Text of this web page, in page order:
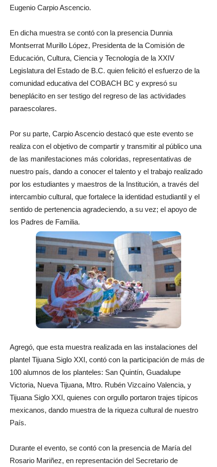
Eugenio Carpio Ascencio.
En dicha muestra se contó con la presencia Dunnia
Montserrat Murillo López, Presidenta de la Comisión de
Educación, Cultura, Ciencia y Tecnología de la XXIV
Legislatura del Estado de B.C. quien felicitó el esfuerzo de la
comunidad educativa del COBACH BC y expresó su
beneplácito en ser testigo del regreso de las actividades
paraescolares.
Por su parte, Carpio Ascencio destacó que este evento se
realiza con el objetivo de compartir y transmitir al público una
de las manifestaciones más coloridas, representativas de
nuestro país, dando a conocer el talento y el trabajo realizado
por los estudiantes y maestros de la Institución, a través del
intercambio cultural, que fortalece la identidad estudiantil y el
sentido de pertenencia agradeciendo, a su vez; el apoyo de
los Padres de Familia.
Agregó, que esta muestra realizada en las instalaciones del
plantel Tijuana Siglo XXI, contó con la participación de más de
100 alumnos de los planteles: San Quintín, Guadalupe
Victoria, Nueva Tijuana, Mtro. Rubén Vizcaíno Valencia, y
Tijuana Siglo XXI, quienes con orgullo portaron trajes típicos
mexicanos, dando muestra de la riqueza cultural de nuestro
País.
Durante el evento, se contó con la presencia de María del
Rosario Mariñez, en representación del Secretario de